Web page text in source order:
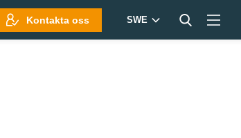
Kontakta oss SWE